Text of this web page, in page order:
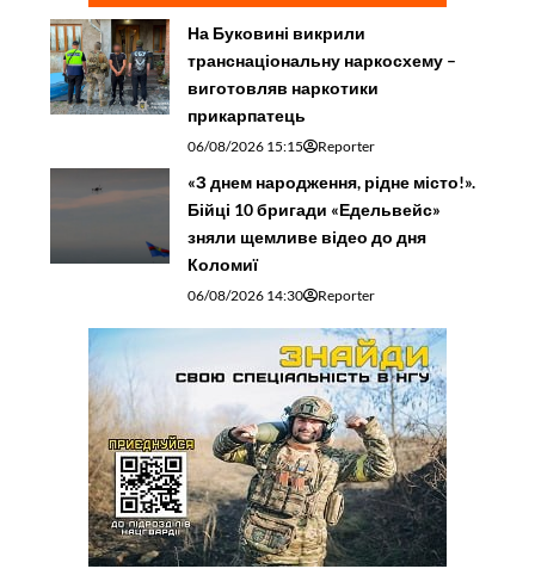
На Буковині викрили
транснаціональну наркосхему –
виготовляв наркотики
прикарпатець
06/08/2026 15:15 Reporter
«З днем народження, рідне місто!».
Бійці 10 бригади «Едельвейс»
зняли щемливе відео до дня
Коломиї
06/08/2026 14:30 Reporter